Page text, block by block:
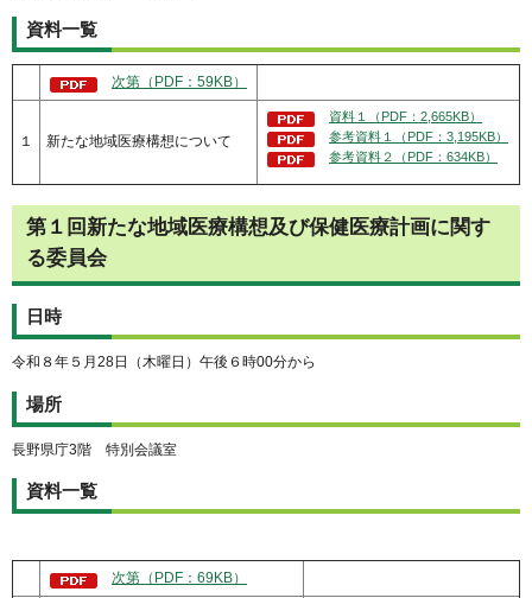
資料一覧
次第（PDF：59KB）
１ 新たな地域医療構想について
資料１（PDF：2,665KB）
参考資料１（PDF：3,195KB）
参考資料２（PDF：634KB）
第１回新たな地域医療構想及び保健医療計画に関す
る委員会
日時
令和８年５月28日（木曜日）午後６時00分から
場所
長野県庁3階 特別会議室
資料一覧
次第（PDF：69KB）